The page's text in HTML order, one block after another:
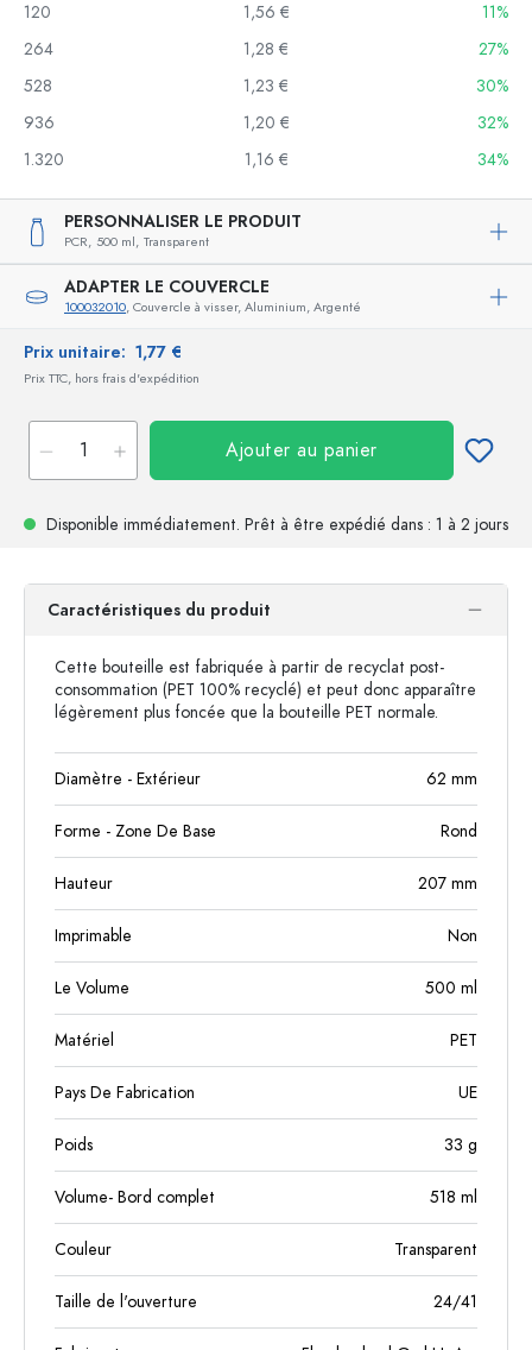
120
1,56 €
11%
264
1,28 €
27%
528
1,23 €
30%
936
1,20 €
32%
1.320
1,16 € 34%
PERSONNALISER LE PRODUIT
PCR, 500 ml, Transparent
ADAPTER LE COUVERCLE
100032010, Couvercle à visser, Aluminium, Argenté
Prix unitaire: 1,77 €
Prix TTC, hors frais d'expédition
Ajouter au panier
Disponible immédiatement. Prêt à être expédié dans : 1 à 2 jours
Caractéristiques du produit
Cette bouteille est fabriquée à partir de recyclat post-
consommation (PET 100% recyclé) et peut donc apparaître
légèrement plus foncée que la bouteille PET normale.
Diamètre - Extérieur 62 mm
Forme - Zone De Base Rond
Hauteur 207 mm
Imprimable Non
Le Volume 500 ml
Matériel PET
Pays De Fabrication UE
Poids 33 g
Volume- Bord complet 518 ml
Couleur Transparent
Taille de l'ouverture 24/41